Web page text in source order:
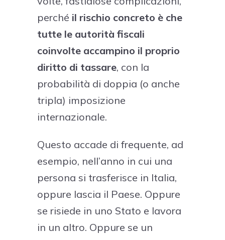
perché il rischio concreto è che
tutte le autorità fiscali
coinvolte accampino il proprio
diritto di tassare, con la
probabilità di doppia (o anche
tripla) imposizione
internazionale.
Questo accade di frequente, ad
esempio, nell’anno in cui una
persona si trasferisce in Italia,
oppure lascia il Paese. Oppure
se risiede in uno Stato e lavora
in un altro. Oppure se un